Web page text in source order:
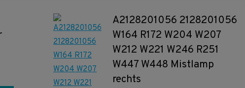
A2128201056 2128201056
W164 R172 W204 W207
W212 W221 W246 R251
W447 W448 Mistlamp
rechts